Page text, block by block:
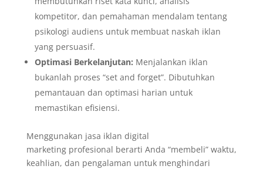
kompetitor, dan pemahaman mendalam tentang
psikologi audiens untuk membuat naskah iklan
yang persuasif.
Optimasi Berkelanjutan: Menjalankan iklan
bukanlah proses “set and forget”. Dibutuhkan
pemantauan dan optimasi harian untuk
memastikan efisiensi.
Menggunakan jasa iklan digital
marketing profesional berarti Anda “membeli” waktu,
keahlian, dan pengalaman untuk menghindari